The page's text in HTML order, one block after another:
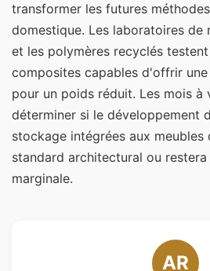
transformer les futures
domestique. Les laboratoires de
et les polymères recyclés
composites capables d'offrir
pour un poids réduit. Les mois
déterminer si le développement
stockage intégrées aux meubles
standard architectural ou
marginale.
AR